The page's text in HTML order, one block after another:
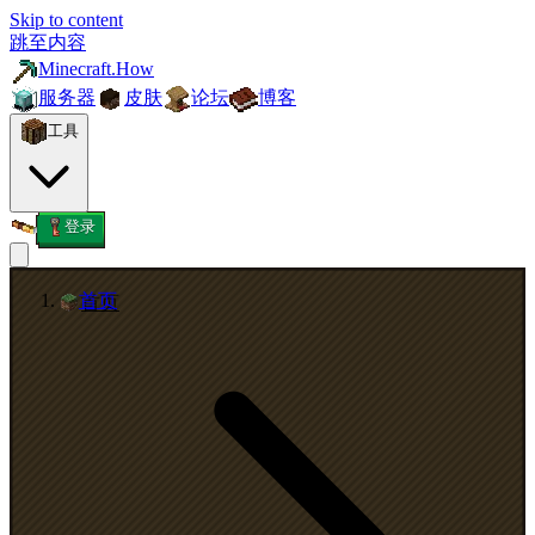
Skip to content
跳至内容
Minecraft.How
服务器
皮肤 论坛 博客
工具
登录
首页